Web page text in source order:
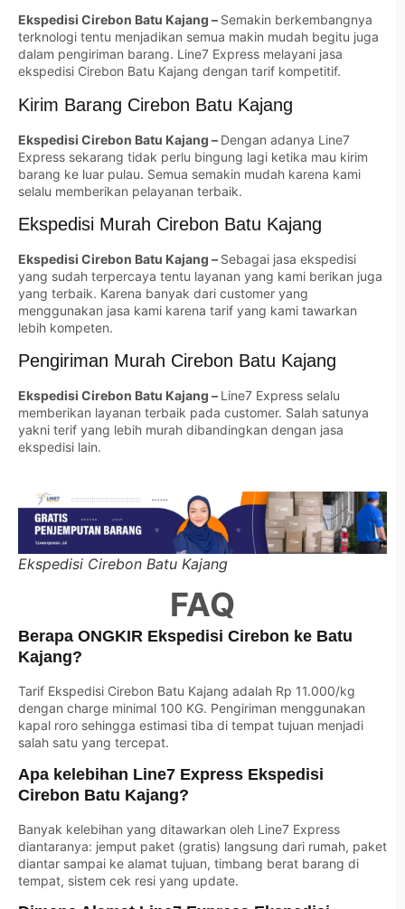
Ekspedisi Cirebon Batu Kajang – Semakin berkembangnya
terknologi tentu menjadikan semua makin mudah begitu juga
dalam pengiriman barang. Line7 Express melayani jasa
ekspedisi Cirebon Batu Kajang dengan tarif kompetitif.
Kirim Barang Cirebon Batu Kajang
Ekspedisi Cirebon Batu Kajang – Dengan adanya Line7
Express sekarang tidak perlu bingung lagi ketika mau kirim
barang ke luar pulau. Semua semakin mudah karena kami
selalu memberikan pelayanan terbaik.
Ekspedisi Murah Cirebon Batu Kajang
Ekspedisi Cirebon Batu Kajang – Sebagai jasa ekspedisi
yang sudah terpercaya tentu layanan yang kami berikan juga
yang terbaik. Karena banyak dari customer yang
menggunakan jasa kami karena tarif yang kami tawarkan
lebih kompeten.
Pengiriman Murah Cirebon Batu Kajang
Ekspedisi Cirebon Batu Kajang – Line7 Express selalu
memberikan layanan terbaik pada customer. Salah satunya
yakni terif yang lebih murah dibandingkan dengan jasa
ekspedisi lain.
Ekspedisi Cirebon Batu Kajang
FAQ
Berapa ONGKIR Ekspedisi Cirebon ke Batu
Kajang?
Tarif Ekspedisi Cirebon Batu Kajang adalah Rp 11.000/kg
dengan charge minimal 100 KG. Pengiriman menggunakan
kapal roro sehingga estimasi tiba di tempat tujuan menjadi
salah satu yang tercepat.
Apa kelebihan Line7 Express Ekspedisi
Cirebon Batu Kajang?
Banyak kelebihan yang ditawarkan oleh Line7 Express
diantaranya: jemput paket (gratis) langsung dari rumah, paket
diantar sampai ke alamat tujuan, timbang berat barang di
tempat, sistem cek resi yang update.